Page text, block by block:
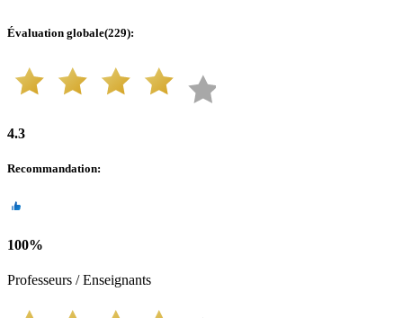
Évaluation globale(229):
4.3
Recommandation:
100%
Professeurs / Enseignants